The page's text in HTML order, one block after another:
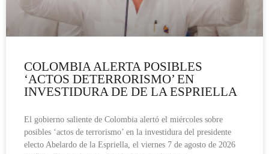
COLOMBIA ALERTA POSIBLES
‘ACTOS DETERRORISMO’ EN
INVESTIDURA DE DE LA ESPRIELLA
El gobierno saliente de Colombia alertó el miércoles sobre
posibles ‘actos de terrorismo’ en la investidura del presidente
electo Abelardo de la Espriella, el viernes 7 de agosto de 2026